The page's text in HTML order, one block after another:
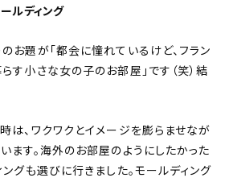
ルディング
お題が「都会に憧れているけど、フラン
す小さな女の子のお部屋」です（笑）結
は、ワクワクとイメージを膨らませなが
ます。海外のお部屋のようにしたかった
ングも選びに行きました。モールディング